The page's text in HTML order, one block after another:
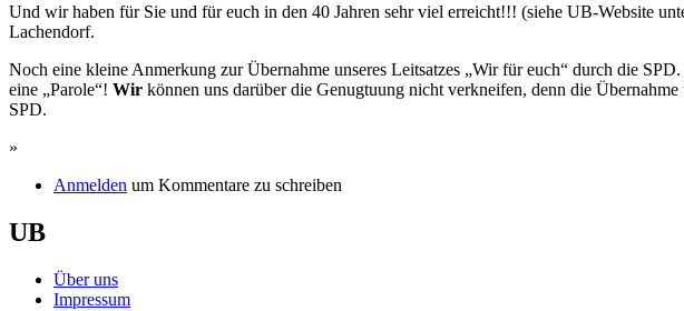
Und wir haben für Sie und für euch in den 40 Jahren sehr viel erreicht!!! (siehe UB-Website
Lachendorf.
Noch eine kleine Anmerkung zur Übernahme unseres Leitsatzes „Wir für euch“ durch die
eine „Parole“! Wir können uns darüber die Genugtuung nicht verkneifen, denn die
SPD.
»
Anmelden um Kommentare zu schreiben
UB
Über uns
Impressum